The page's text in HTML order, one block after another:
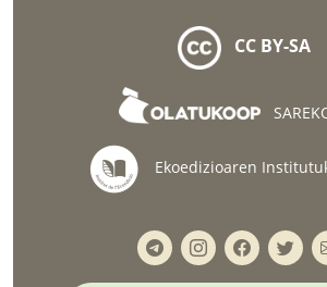
CC BY-SA
Ekoedizioaren